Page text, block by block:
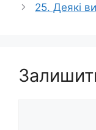
25. Деякі